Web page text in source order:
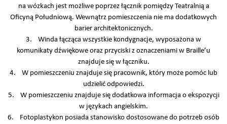
na wózkach jest możliwe poprzez łącznik pomiędzy Teatralnią a
Oficyną Południową. Wewnątrz pomieszczenia nie ma dodatkowych
barier architektonicznych.
3. Winda łącząca wszystkie kondygnacje, wyposażona w
komunikaty dźwiękowe oraz przyciski z oznaczeniami w Braille’u
znajduje się w łączniku.
4. W pomieszczeniu znajduje się pracownik, który może pomóc lub
udzielić odpowiedzi.
5. W pomieszczeniu znajduje się dodatkowa informacja o ekspozycji
w językach angielskim.
6. Fotoplastykon posiada stanowisko dostosowane do potrzeb osób